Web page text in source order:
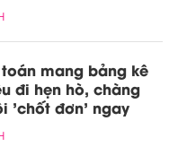
toán mang bảng kê
đi hẹn hò, chàng
'chốt đơn' ngay